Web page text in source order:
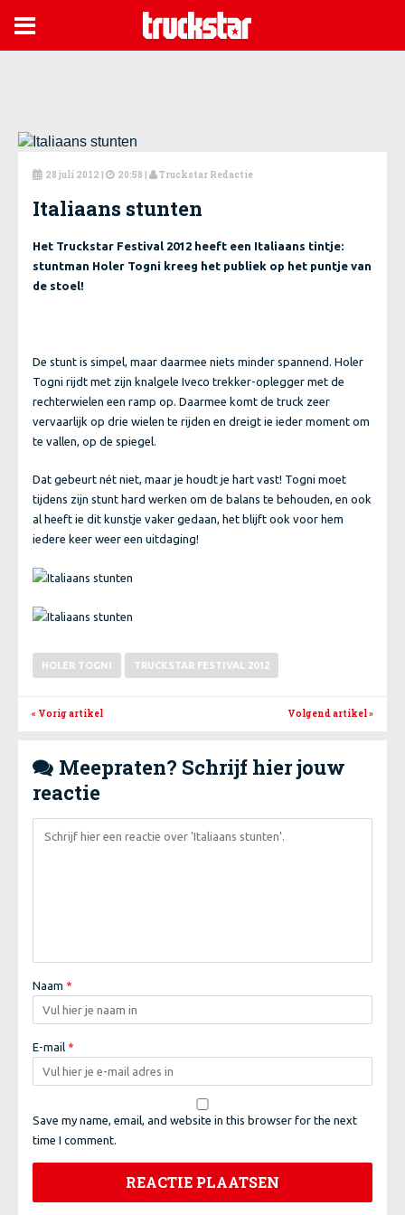

 28 juli 2012 |  20:58 | Truckstar Redactie
Italiaans stunten
Het Truckstar Festival 2012 heeft een Italiaans tintje:
stuntman Holer Togni kreeg het publiek op het puntje van
de stoel!
De stunt is simpel, maar daarmee niets minder spannend. Holer
Togni rijdt met zijn knalgele Iveco trekker-oplegger met de
rechterwielen een ramp op. Daarmee komt de truck zeer
vervaarlijk op drie wielen te rijden en dreigt ie ieder moment om
te vallen, op de spiegel.
Dat gebeurt nét niet, maar je houdt je hart vast! Togni moet
tijdens zijn stunt hard werken om de balans te behouden, en ook
al heeft ie dit kunstje vaker gedaan, het blijft ook voor hem
iedere keer weer een uitdaging!
HOLER TOGNI TRUCKSTAR FESTIVAL 2012
« Vorig artikel Volgend artikel»
 Meepraten? Schrijf hier jouw
reactie
Naam *
E-mail *
Save my name, email, and website in this browser for the next
time I comment.